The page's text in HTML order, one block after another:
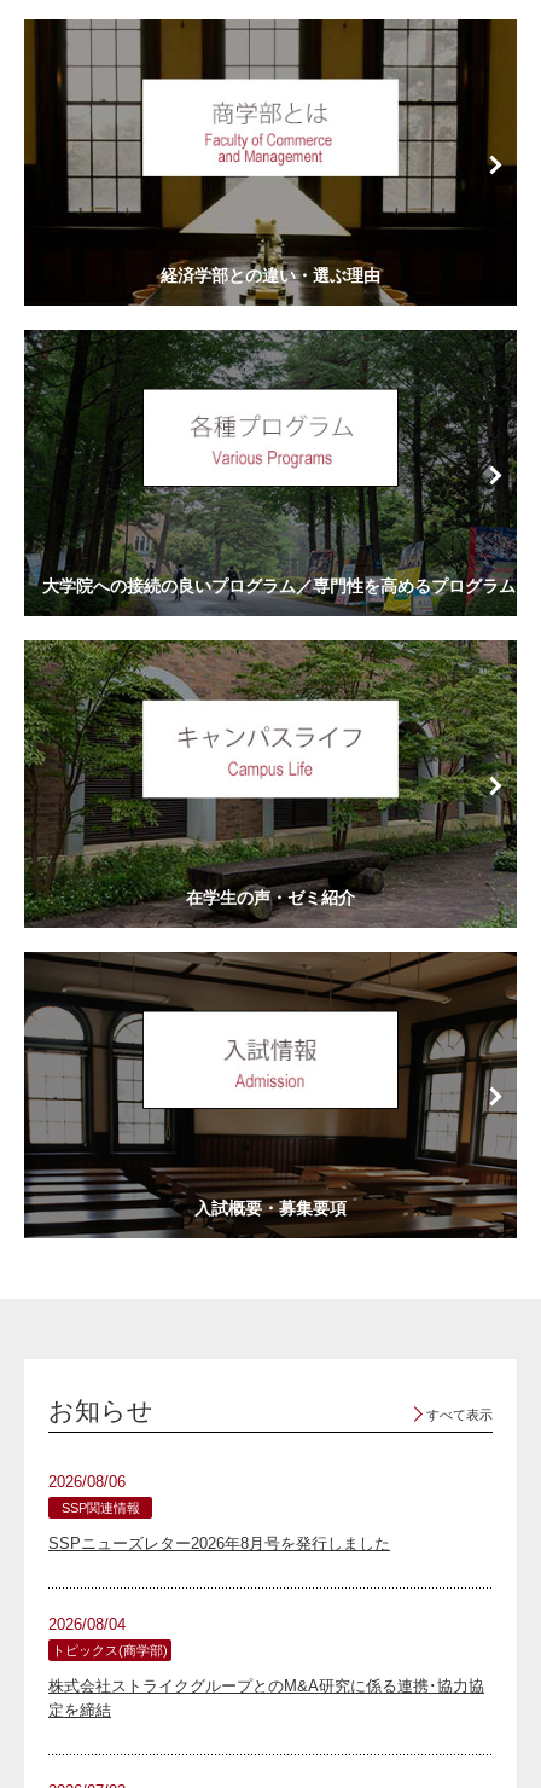
お知らせ すべて表示
2026/08/06
SSP関連情報
SSPニューズレター2026年8月号を発行しました
2026/08/04
トピックス(商学部)
株式会社ストライクグループとのM&A研究に係る連携･協力協
定を締結